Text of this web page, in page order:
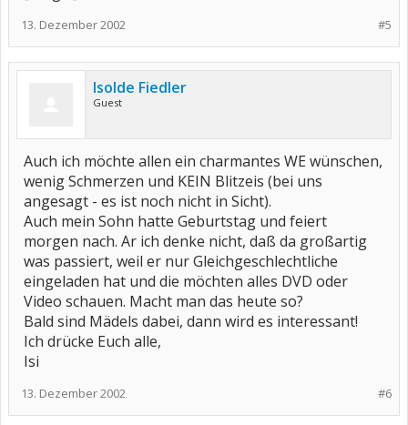
#5
13. Dezember 2002
Isolde Fiedler
Guest
Auch ich möchte allen ein charmantes WE wünschen,
wenig Schmerzen und KEIN Blitzeis (bei uns
angesagt - es ist noch nicht in Sicht).
Auch mein Sohn hatte Geburtstag und feiert
morgen nach. Ar ich denke nicht, daß da großartig
was passiert, weil er nur Gleichgeschlechtliche
eingeladen hat und die möchten alles DVD oder
Video schauen. Macht man das heute so?
Bald sind Mädels dabei, dann wird es interessant!
Ich drücke Euch alle,
Isi
#6
13. Dezember 2002